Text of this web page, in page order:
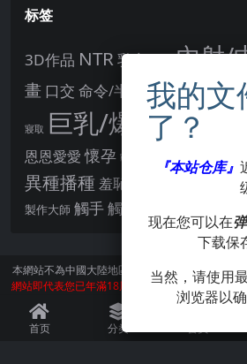
标签
3D作品 NTR乳交 內射/
畫 口交 命令/半推半就 多P 女主
寢取 巨乳/爆乳幻想
恩恩愛愛 懷孕 戰鬥H 拘束 教育 暗示 沉
異種播種 羞恥/恥辱 羞辱
製作大師 觸手 觸摸
本網站不為中國大陸地區的用戶提供服務。訪問本
網站即代表您已年滿18周歲。本站所有作品版權歸
用，請在24小時内刪
©Xsharing.org CopyRight 1999-2024 .
首页 分类
『本站仓库』
现在您可以在
下载保
当然，请使用
浏览器以